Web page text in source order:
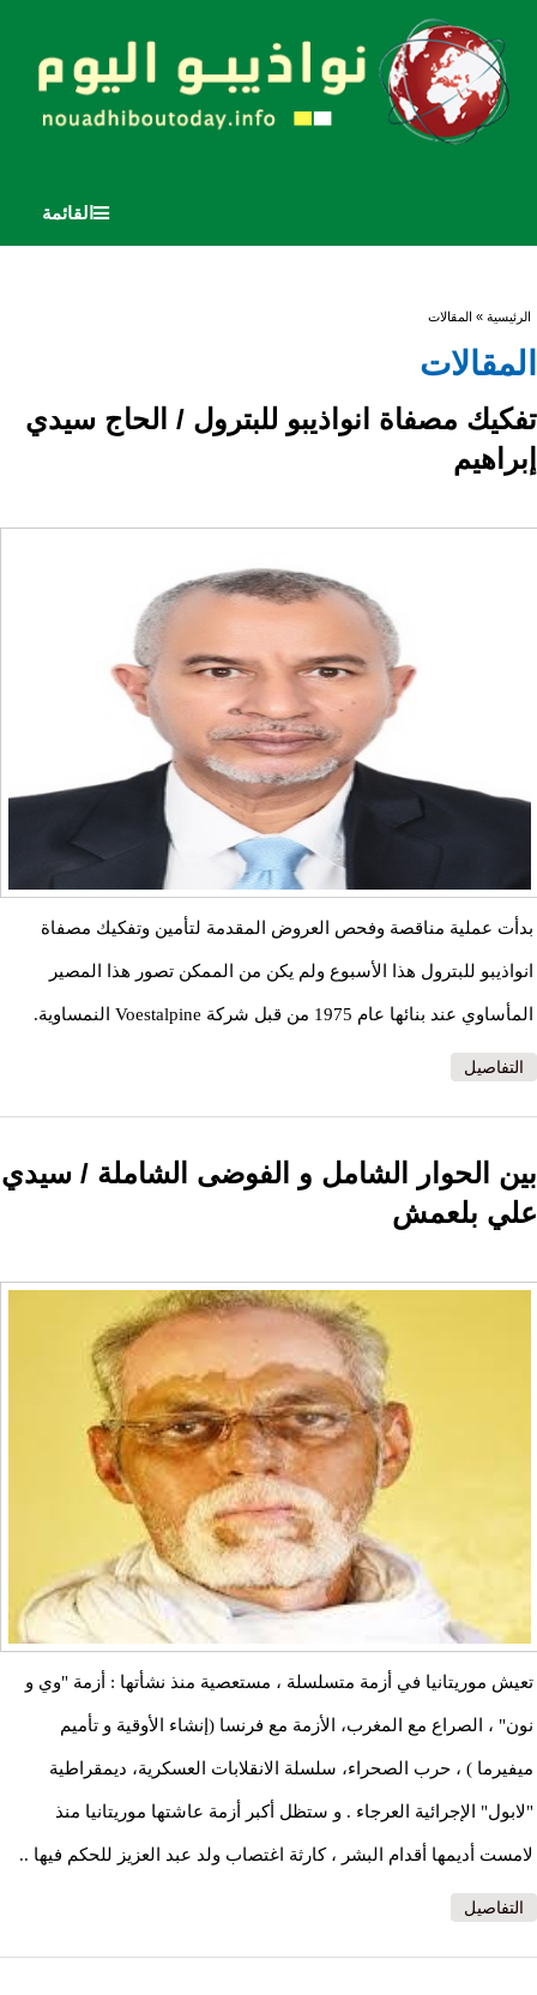
القائمة
أنت هنا
الرئيسية » المقالات
المقالات
تفكيك مصفاة انواذيبو للبترول / الحاج سيدي
إبراهيم
بدأت عملية مناقصة وفحص العروض المقدمة لتأمين وتفكيك مصفاة
انواذيبو للبترول هذا الأسبوع ولم يكن من الممكن تصور هذا المصير
المأساوي عند بنائها عام 1975 من قبل شركة Voestalpine النمساوية.
التفاصيل
بين الحوار الشامل و الفوضى الشاملة / سيدي
علي بلعمش
تعيش موريتانيا في أزمة متسلسلة ، مستعصية منذ نشأتها : أزمة "وي و
نون" ، الصراع مع المغرب، الأزمة مع فرنسا (إنشاء الأوقية و تأميم
ميفيرما ) ، حرب الصحراء، سلسلة الانقلابات العسكرية، ديمقراطية
"لابول" الإجرائية العرجاء . و ستظل أكبر أزمة عاشتها موريتانيا منذ
لامست أديمها أقدام البشر ، كارثة اغتصاب ولد عبد العزيز للحكم فيها ..
التفاصيل